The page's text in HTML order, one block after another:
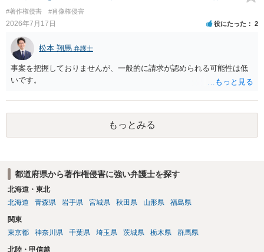
の同意があれば別です。また、単に制作を担当した事実を記載した
り、公開中のサイトへリンクしたりする行為まで当然に禁止できると
は限りません。 人物写真については、通常のSNSへの無断掲載と同
様、掲載目的、態様、必要性、本人の特定可能性等から判断されま
す。営業目的であり、本人も掲載を拒否していることは、違法性を認
める方向の事情となりますが、自動的に肖像権侵害となるわけではあ
りません。 まず、見積書、メール、チャット、デザイナーの利用規約
を確認したうえで、「提供素材及びこれを含む画面の複製・SNS掲載
れ、必要な範囲に限られていることなどが必要です。勉強ノートの教
材として図そのものを中心的に掲載する場合、引用と認められにくい
でしょう。 文章についても、単に所々表現を変えただけで適法になる
とは限りません。医学上の事実を理解したうえで、ご自身の表現と構
成でまとめる必要があります。 安全にSNSで公開するには、教科書の
図をトレース・模写した部分は掲載せず、人体の構造という事実を基
に、自分で構図や表現を工夫して作図する方法が考えられます。ま
た、改変・SNS掲載が認められたオープンライセンス素材を、利用条
件に従って使う方法もあります。トレースした図を残したい場合は、
自分だけの学習用にとどめるのが安全です。
#著作権侵害 #肖像権侵害
2026年7月17日 役にたった 2
松本 翔馬 弁護士
事案を把握しておりませんが、一般的に請求が認められる可能性は低
いです。
もっとみる
都道府県から著作権侵害に強い弁護士を探す
北海道・東北
北海道
青森県 岩手県 宮城県 秋田県 山形県 福島県
関東
東京都
神奈川県 千葉県 埼玉県 茨城県 栃木県 群馬県
北陸・甲信越